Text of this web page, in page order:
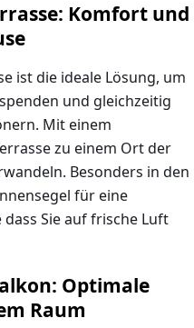
Komfort und
ist die ideale Lösung, um
und gleichzeitig
Mit einem
zu einem Ort der
Besonders in den
für eine
Sie auf frische Luft
Optimale
Raum